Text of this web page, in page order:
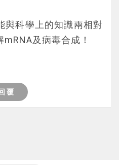
找出感染者，常用抗原
抗原快篩無法像PCR
被高度懷疑新冠肺炎但
右相反的。「正鏈」就
「負鏈」可以印製出
核的 DNA 中，如此一
複製之後，新生成的細
蛋白質
是由3個核苷酸組成一
種組合透過一套編碼系
與科學上的知識兩相對
及病毒合成！
回 覆